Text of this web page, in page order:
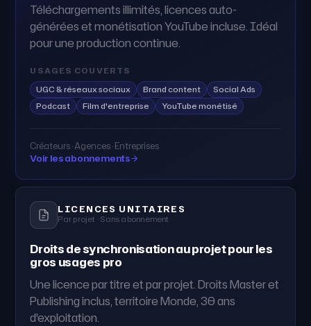
Téléchargements illimités, licences auto-
générées et monétisation YouTube incluse. Idéal
pour une production continue.
USAGES COUVERTS
UGC & réseaux sociaux
Brand content
Social Ads
Podcast
Film d'entreprise YouTube monétisé
Créateurs · Agences · Entreprises
Voir les abonnements
LICENCES UNITAIRES
Par projet · Sans abonnement
Droits de synchronisation au projet pour les
gros usages pro
Une licence par titre et par projet. Droits Master et
Publishing inclus, territoire Monde, 30 ans
d'exploitation.